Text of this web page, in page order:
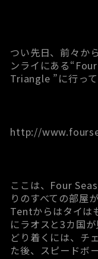
つい先日、前々か
ンライにある
Triangle ”に行って
http://
ここは、Four
りのすべての部屋
Tentからはタイは
にラオスと3カ国
どり着くには、チ
た後、スピードボ